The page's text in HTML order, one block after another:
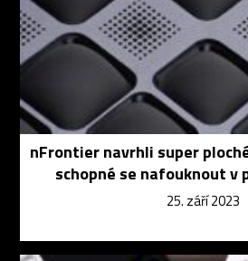
nFrontier navrhli super
schopné se nafouknout v
25. září 2023